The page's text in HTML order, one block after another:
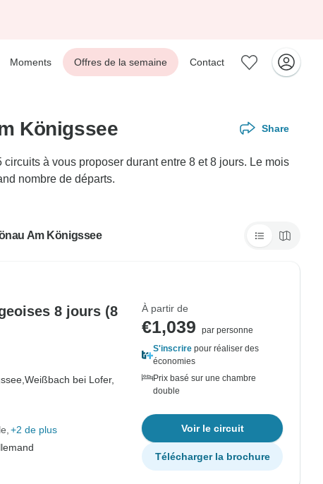
Moments Offres de la semaine Contact
Königssee Share
à vous proposer durant entre 8 et 8 jours. Le mois
nombre de départs.
Am Königssee
8 jours (8
Weißbach bei Lofer,
+2 de plus
À partir de
€1,039
par personne
S'inscrire pour réaliser des
économies
Prix basé sur une chambre
double
Voir le circuit
Télécharger la brochure